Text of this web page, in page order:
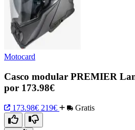
Motocard
Casco modular PREMIER
por 173.98€
173.98€ 219€ Gratis